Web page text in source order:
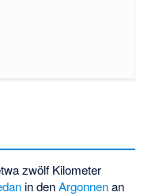
zwölf Kilometer
in denArgonnenan